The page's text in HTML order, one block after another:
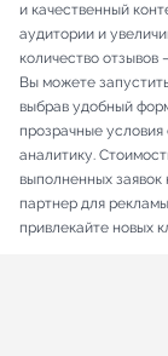
и качественный
аудитории и
количество отзывов
Вы можете
выбрав удобный
прозрачные
аналитику.
выполненных
партнер для
привлекайте новых